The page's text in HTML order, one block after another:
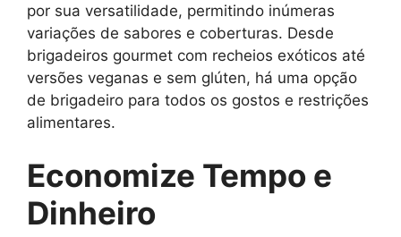
por sua versatilidade, permitindo inúmeras
variações de sabores e coberturas. Desde
brigadeiros gourmet com recheios exóticos até
versões veganas e sem glúten, há uma opção
de brigadeiro para todos os gostos e restrições
alimentares.
Economize Tempo e
Dinheiro